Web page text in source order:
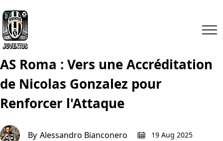
AS Roma : Vers une Accréditation
de Nicolas Gonzalez pour
Renforcer l'Attaque
By Alessandro Bianconero 19 Aug 2025